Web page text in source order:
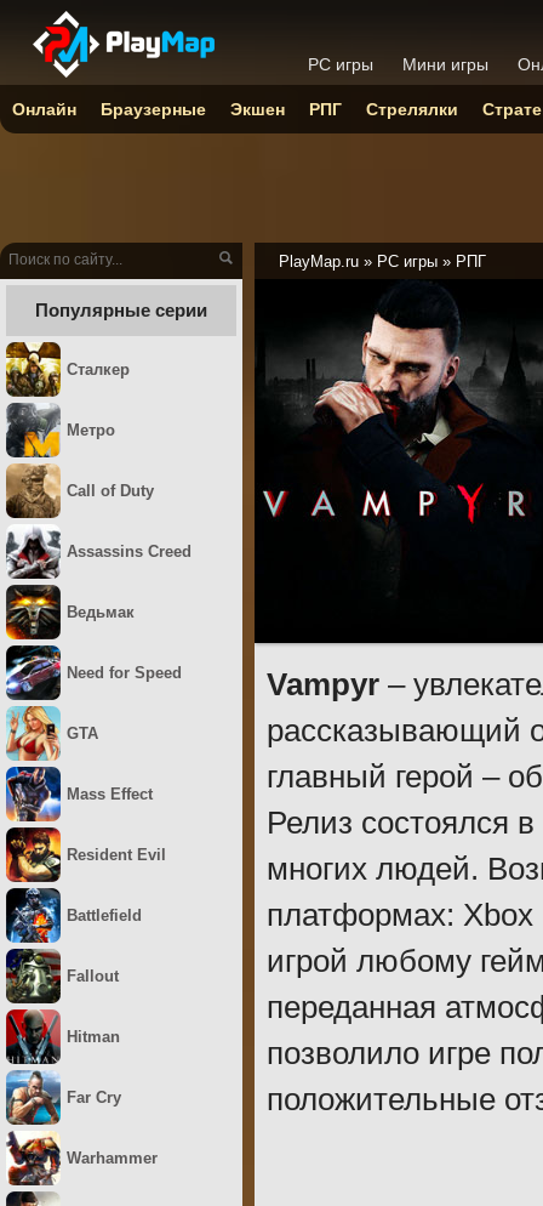
PlayMap.ru » PC игры » РПГ
Vampyr –
рассказывающий
главный герой –
Релиз состоялся
многих людей.
платформах: Xbox
игрой любому
переданная
позволило игре
положительные
Популярные серии
Сталкер
Метро
Call of Duty
Assassins Creed
Ведьмак
Need for Speed
GTA
Mass Effect
Resident Evil
Battlefield
Fallout
Hitman
Far Cry
Warhammer
PC игры Мини игры
Онлайн Браузерные Экшен РПГ Стрелялки